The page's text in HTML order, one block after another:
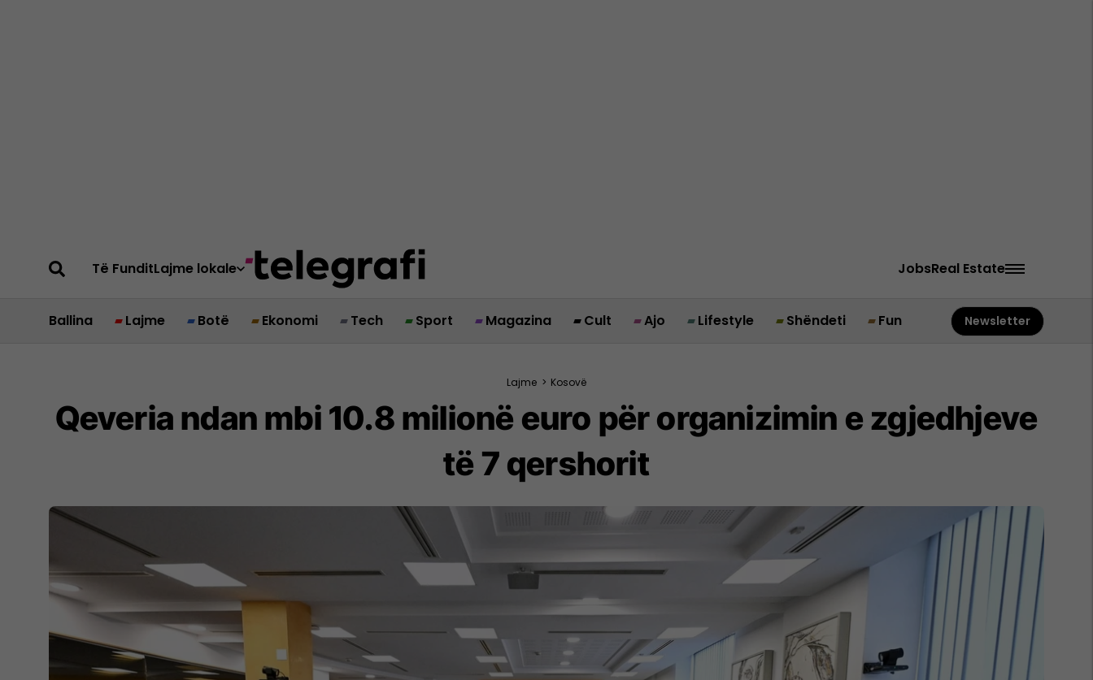
Të FunditLajme lokale JobsReal Estate
Ballina Lajme Botë Ekonomi Tech Sport Magazina Cult Ajo Lifestyle Shëndeti Fun Newsletter
Lajme > Kosovë
Qeveria ndan mbi 10.8 milionë euro për organizimin e zgjedhjeve
të 7 qershorit